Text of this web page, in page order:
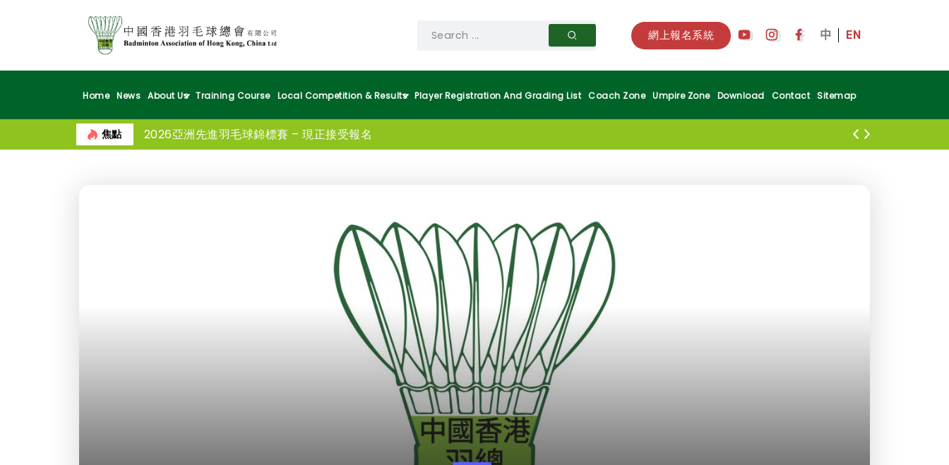
網上報名系統 中 EN
Home News About Us Training Course Local Competition & Results Player Registration And Grading List Coach Zone Umpire Zone Download Contact Sitemap
焦點 2026亞洲先進羽毛球錦標賽 – 現正接受報名